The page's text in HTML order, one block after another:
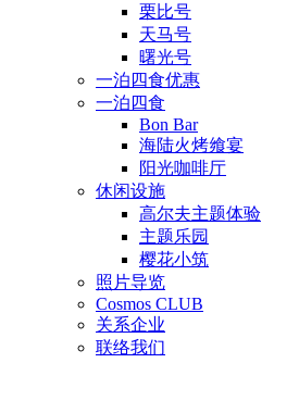
栗比号
天马号
曙光号
一泊四食优惠
一泊四食
Bon Bar
海陆火烤飨宴
阳光咖啡厅
休闲设施
高尔夫主题体验
主题乐园
樱花小筑
照片导览
Cosmos CLUB
关系企业
联络我们